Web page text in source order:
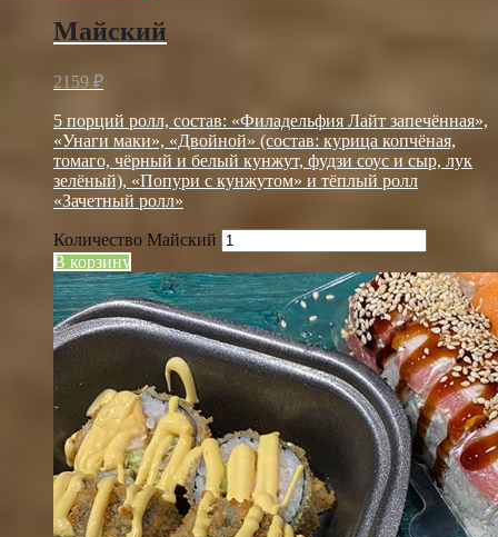
Майский
2159 ₽
5 порций ролл, состав: «Филадельфия Лайт запечённая»,
«Унаги маки», «Двойной» (состав: курица копчёная,
томаго, чёрный и белый кунжут, фудзи соус и сыр, лук
зелёный), «Попури с кунжутом» и тёплый ролл
«Зачетный ролл»
Количество Майский
В корзину